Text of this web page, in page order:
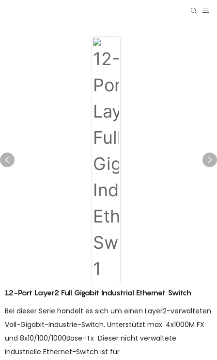
12-Port Layer2 Full Gigabit Industrial Ethernet Switch
Bei dieser Serie handelt es sich um einen Layer2-verwalteten
Voll-Gigabit-Industrie-Switch. Unterstützt max. 4x1000M FX
und 8x10/100/1000Base-Tx Dieser nicht verwaltete
industrielle Ethernet-Switch ist für